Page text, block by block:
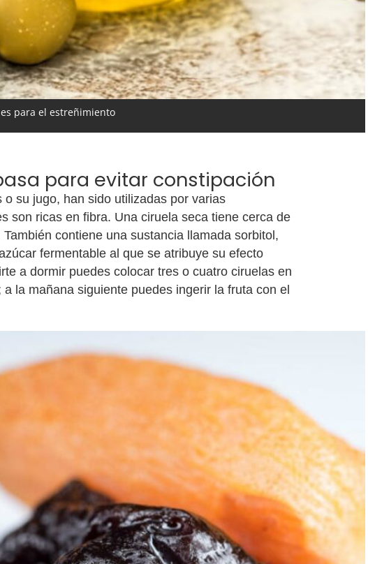
para el estreñimiento
para evitar constipación
o su jugo, han sido utilizadas por varias
son ricas en fibra. Una ciruela seca tiene cerca de
contiene una sustancia llamada sorbitol,
fermentable al que se atribuye su efecto
a dormir puedes colocar tres o cuatro ciruelas en
la mañana siguiente puedes ingerir la fruta con el